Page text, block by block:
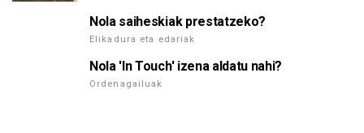
Nola saiheskiak prestatzeko?
Elikadura eta edariak
Nola 'In Touch' izena aldatu nahi?
Ordenagailuak